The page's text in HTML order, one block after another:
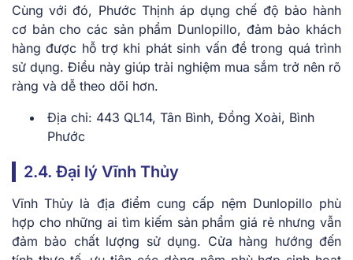
Cùng với đó, Phước Thịnh áp dụng chế độ bảo hành
cơ bản cho các sản phẩm Dunlopillo, đảm bảo khách
hàng được hỗ trợ khi phát sinh vấn đề trong quá trình
sử dụng. Điều này giúp trải nghiệm mua sắm trở nên rõ
ràng và dễ theo dõi hơn.
Địa chỉ: 443 QL14, Tân Bình, Đồng Xoài, Bình
Phước
2.4. Đại lý Vĩnh Thủy
Vĩnh Thủy là địa điểm cung cấp nệm Dunlopillo phù
hợp cho những ai tìm kiếm sản phẩm giá rẻ nhưng vẫn
đảm bảo chất lượng sử dụng. Cửa hàng hướng đến